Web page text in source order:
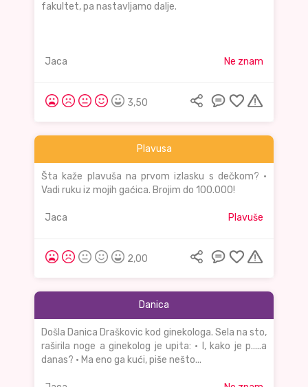
fakultet, pa nastavljamo dalje.
Jaca Ne znam
3,50
Plavusa
Šta kaže plavuša na prvom izlasku s dečkom? •
Vadi ruku iz mojih gaćica. Brojim do 100.000!
Jaca Plavuše
2,00
Danica
Došla Danica Draškovic kod ginekologa. Sela na sto,
raširila noge a ginekolog je upita: • I, kako je p.....a
danas? • Ma eno ga kući, piše nešto...